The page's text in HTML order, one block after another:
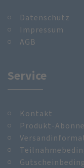
Datenschutz
Impressum
AGB
Service
Kontakt
Produkt-